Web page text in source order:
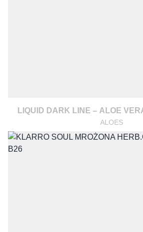
LIQUID DARK LINE – ALOE
ALOES